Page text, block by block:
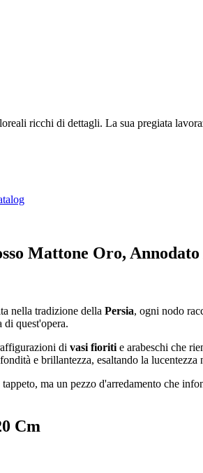
ricchi di dettagli. La sua pregiata
Mattone Oro,
nella tradizione della Persia, ogni nodo
di quest'opera.
di vasi fioriti e arabeschi che
e brillantezza, esaltando la lucentezza
ma un pezzo d'arredamento che
Cm